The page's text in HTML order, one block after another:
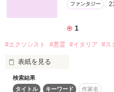
ファンタジー
1
#エクソシスト #悪霊 #イタリア #ス
表紙を見る
この世界は、「普通」じゃな
検索結果
タイトル
キーワード 作家名